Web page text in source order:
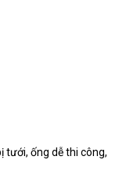
tưới, ống dễ thi công,